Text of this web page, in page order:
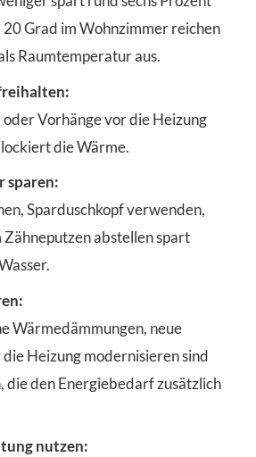
Grad im Wohnzimmer reichen
Raumtemperatur aus.
Vorhänge vor die Heizung
die Wärme.
sparen:
Sparduschkopf verwenden,
Zähneputzen abstellen spart
Wärmedämmungen, neue
Heizung modernisieren sind
die den Energiebedarf zusätzlich
nutzen: